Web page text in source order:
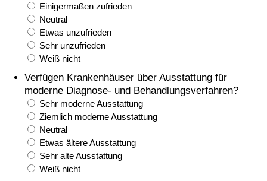
Einigermaßen zufrieden
Neutral
Etwas unzufrieden
Sehr unzufrieden
Weiß nicht
Verfügen Krankenhäuser über Ausstattung für
moderne Diagnose- und Behandlungsverfahren?
Sehr moderne Ausstattung
Ziemlich moderne Ausstattung
Neutral
Etwas ältere Ausstattung
Sehr alte Ausstattung
Weiß nicht
Gesundheitsversorgungs-Index (aktuell)
Gesundheitsversorgungs-Index
Gesundheitsversorgungs-Index nach Land
Umweltverschmutzung
Umweltverschmutzungs-Index (aktuell)
Verschmutzungsindex